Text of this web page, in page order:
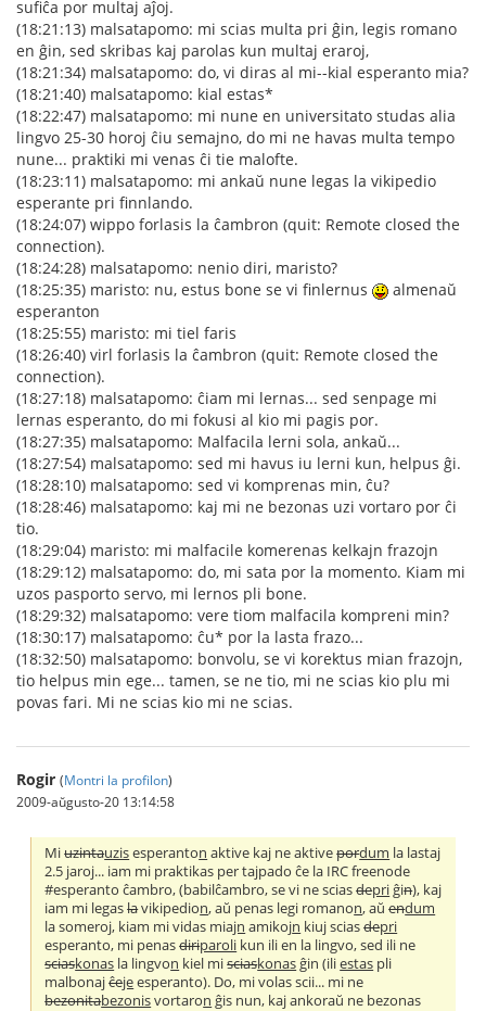
sufiĉa por multaj aĵoj.
(18:21:13) malsatapomo: mi scias multa pri ĝin, legis romano
en ĝin, sed skribas kaj parolas kun multaj eraroj,
(18:21:34) malsatapomo: do, vi diras al mi--kial esperanto mia?
(18:21:40) malsatapomo: kial estas*
(18:22:47) malsatapomo: mi nune en universitato studas alia
lingvo 25-30 horoj ĉiu semajno, do mi ne havas multa tempo
nune... praktiki mi venas ĉi tie malofte.
(18:23:11) malsatapomo: mi ankaŭ nune legas la vikipedio
esperante pri finnlando.
(18:24:07) wippo forlasis la ĉambron (quit: Remote closed the
connection).
(18:24:28) malsatapomo: nenio diri, maristo?
(18:25:35) maristo: nu, estus bone se vi finlernus
almenaŭ
esperanton
(18:25:55) maristo: mi tiel faris
(18:26:40) virl forlasis la ĉambron (quit: Remote closed the
connection).
(18:27:18) malsatapomo: ĉiam mi lernas... sed senpage mi
lernas esperanto, do mi fokusi al kio mi pagis por.
(18:27:35) malsatapomo: Malfacila lerni sola, ankaŭ...
(18:27:54) malsatapomo: sed mi havus iu lerni kun, helpus ĝi.
(18:28:10) malsatapomo: sed vi komprenas min, ĉu?
(18:28:46) malsatapomo: kaj mi ne bezonas uzi vortaro por ĉi
tio.
(18:29:04) maristo: mi malfacile komerenas kelkajn frazojn
(18:29:12) malsatapomo: do, mi sata por la momento. Kiam mi
uzos pasporto servo, mi lernos pli bone.
(18:29:32) malsatapomo: vere tiom malfacila kompreni min?
(18:30:17) malsatapomo: ĉu* por la lasta frazo...
(18:32:50) malsatapomo: bonvolu, se vi korektus mian frazojn,
tio helpus min ege... tamen, se ne tio, mi ne scias kio plu mi
povas fari. Mi ne scias kio mi ne scias.
Rogir (Montri la profilon)
2009-aŭgusto-20 13:14:58
Miuzintauzisesperanton aktive kaj ne aktivepordum la lastaj
2.5 jaroj... iam mi praktikas per tajpado ĉe la IRC freenode
#esperanto ĉambro, (babilĉambro, se vi ne sciasdepriĝin), kaj
iam mi legaslavikipedion, aŭ penas legi romanon, aŭendum
la someroj, kiam mi vidas miajn amikojn kiujsciasdepri
esperanto, mi penasdiriparoli kun ili en la lingvo, sed ili ne
sciaskonas la lingvon kiel misciaskonasĝin (iliestas pli
malbonajĉejeesperanto). Do, mi volas scii... mi ne
bezonitabezonisvortaron ĝis nun, kaj ankoraŭ ne bezonas